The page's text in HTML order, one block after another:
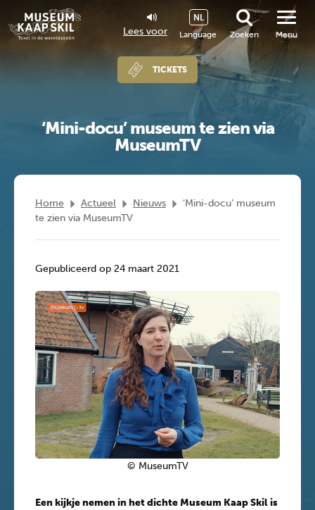
Lees voor Language
NL
Zoeken
TICKETS
Menu
‘Mini-docu’ museum te zien via
MuseumTV
Home Actueel Nieuws
‘Mini-docu’ museum
te zien via MuseumTV
Gepubliceerd op 24 maart 2021
© MuseumTV
Een kijkje nemen in het dichte Museum Kaap Skil is